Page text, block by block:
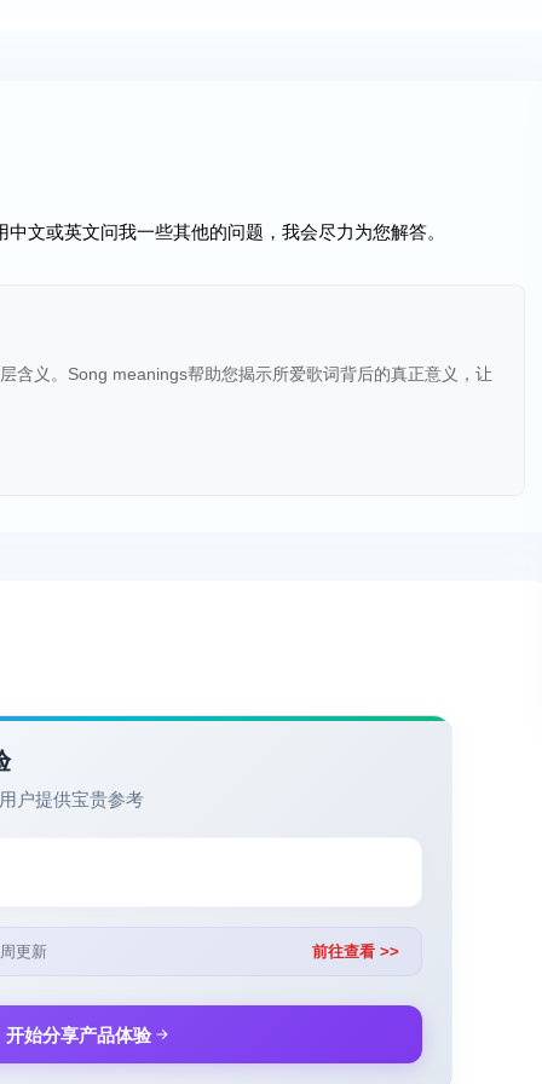
文或英文问我一些其他的问题，我会尽力为您解答。
含义。Song meanings帮助您揭示所爱歌词背后的真正意义，让
户提供宝贵参考
更新 前往查看 >>
开始分享产品体验